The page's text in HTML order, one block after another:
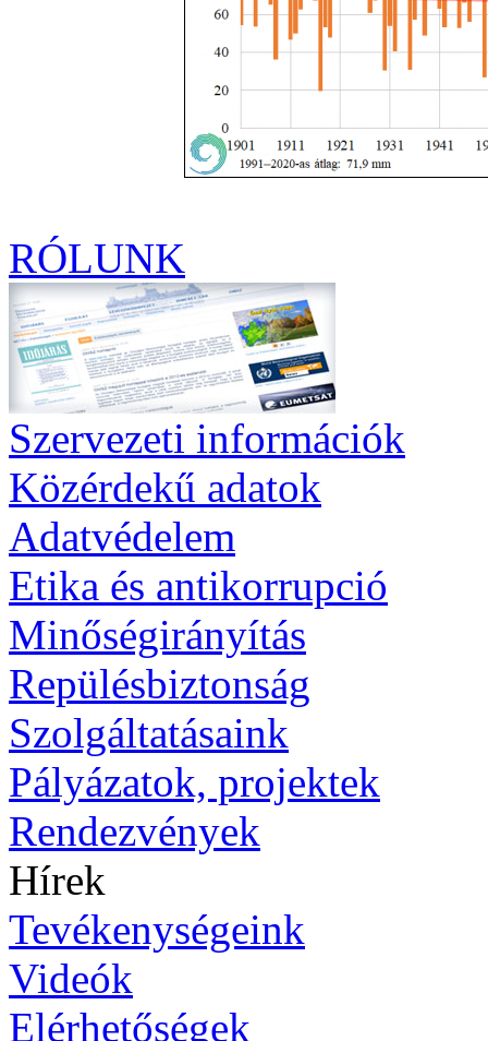
RÓLUNK
Szervezeti információk
Közérdekű adatok
Adatvédelem
Etika és antikorrupció
Minőségirányítás
Repülésbiztonság
Szolgáltatásaink
Pályázatok, projektek
Rendezvények
Hírek
Tevékenységeink
Videók
Elérhetőségek